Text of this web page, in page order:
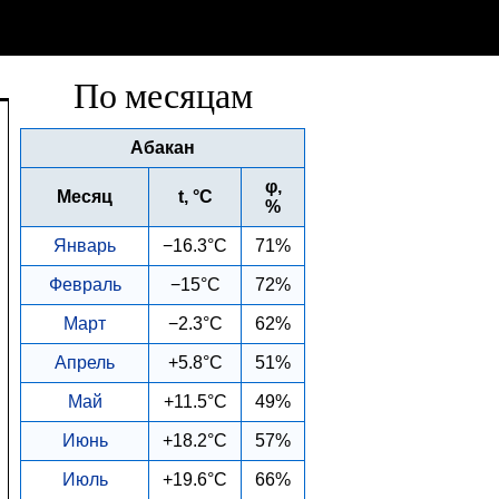
По месяцам
Абакан
Месяц t, °C
φ,
%
Январь −16.3°C 71%
Февраль −15°C 72%
Март −2.3°C 62%
Апрель +5.8°C 51%
Май +11.5°C 49%
Июнь +18.2°C 57%
Июль +19.6°C 66%